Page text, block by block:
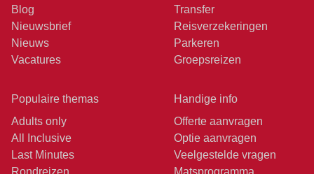
Blog
Nieuwsbrief
Nieuws
Vacatures
Transfer
Reisverzekeringen
Parkeren
Groepsreizen
Populaire themas
Adults only
All Inclusive
Last Minutes
Rondreizen
Handige info
Offerte aanvragen
Optie aanvragen
Veelgestelde vragen
Matsprogramma